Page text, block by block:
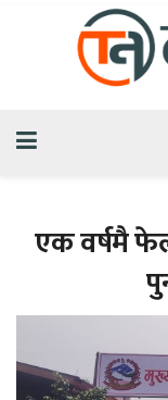
एक वर्षमै